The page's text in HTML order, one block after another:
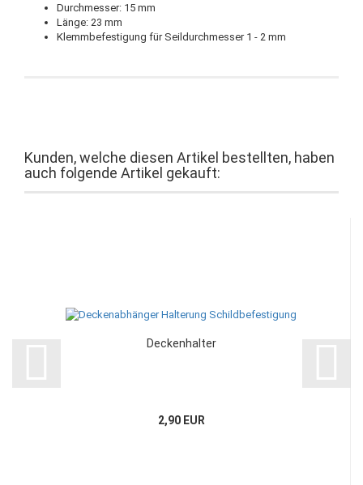
Durchmesser: 15 mm
Länge: 23 mm
Klemmbefestigung für Seildurchmesser 1 - 2 mm
Kunden, welche diesen Artikel bestellten, haben
auch folgende Artikel gekauft:
Deckenhalter
2,90 EUR